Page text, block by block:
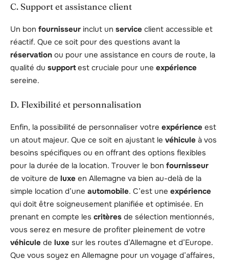
C. Support et assistance client
Un bon fournisseur inclut un service client accessible et
réactif. Que ce soit pour des questions avant la
réservation ou pour une assistance en cours de route, la
qualité du supportest cruciale pour une expérience
sereine.
D. Flexibilité et personnalisation
Enfin, la possibilité de personnaliser votre expérience est
un atout majeur. Que ce soit en ajustant le véhicule à vos
besoins spécifiques ou en offrant des options flexibles
pour la durée de la location. Trouver le bon fournisseur
de voiture de luxe en Allemagne va bien au-delà de la
simple location d’une automobile. C’est une expérience
qui doit être soigneusement planifiée et optimisée. En
prenant en compte les critères de sélection mentionnés,
vous serez en mesure de profiter pleinement de votre
véhicule de luxe sur les routes d’Allemagne et d’Europe.
Que vous soyez en Allemagne pour un voyage d’affaires,